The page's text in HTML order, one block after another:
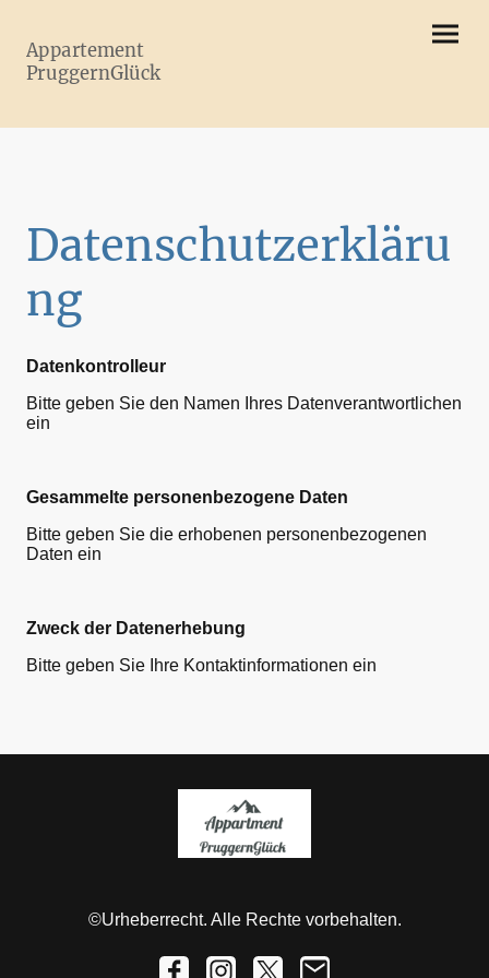
Appartement
PruggernGlück
Datenschutzerkläru
ng
Datenkontrolleur
Bitte geben Sie den Namen Ihres Datenverantwortlichen
ein
Gesammelte personenbezogene Daten
Bitte geben Sie die erhobenen personenbezogenen
Daten ein
Zweck der Datenerhebung
Bitte geben Sie Ihre Kontaktinformationen ein
©Urheberrecht. Alle Rechte vorbehalten.